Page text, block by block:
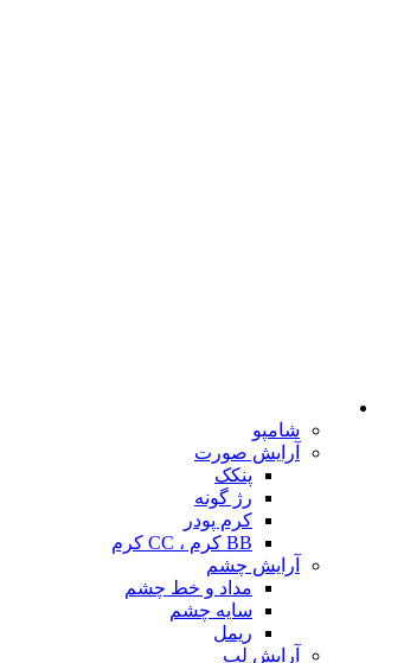
شامپو
آرایش صورت
پنکک
رژ گونه
کرم پودر
BB کرم ، CC کرم
آرایش چشم
مداد و خط چشم
سایه چشم
ریمل
آرایش لب